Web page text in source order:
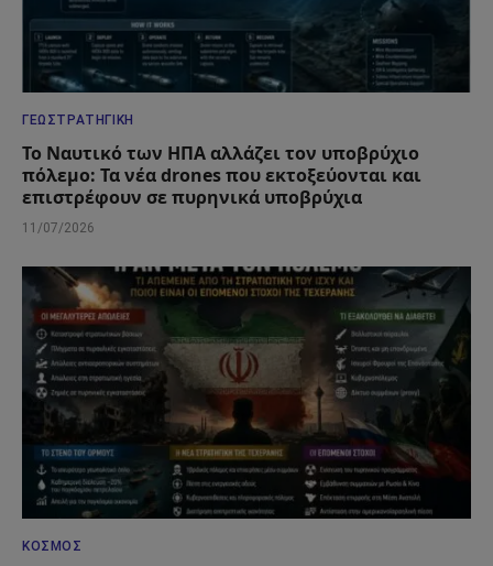
ΓΕΩΣΤΡΑΤΗΓΙΚΉ
Το Ναυτικό των ΗΠΑ αλλάζει τον υποβρύχιο
πόλεμο: Τα νέα drones που εκτοξεύονται και
επιστρέφουν σε πυρηνικά υποβρύχια
11/07/2026
ΚΌΣΜΟΣ